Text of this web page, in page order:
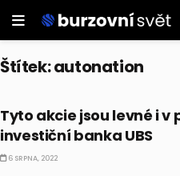
Štítek:autonation
Tyto akcie jsou levné i
investiční banka UBS
6 SRPNA, 2022